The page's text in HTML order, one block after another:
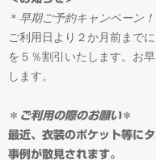
オ
ー
ダ
＊ 早期ご予約キャンペーン！
ご利用日より２か月前まで
を５％割引いたします。お
します。
＊ ご利用の際のお願い＊
最近、衣装のポケット等に
事例が散見されます。